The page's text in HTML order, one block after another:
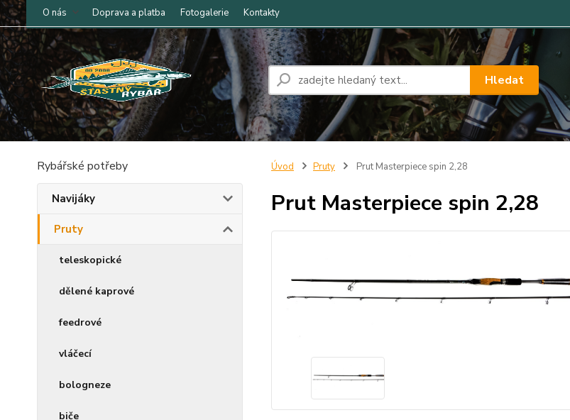
O nás Doprava a platba Fotogalerie Kontakty
Hledat
Rybářské potřeby
Navijáky
Pruty
teleskopické
dělené kaprové
feedrové
vláčecí
bologneze
biče
Úvod Pruty Prut Masterpiece spin 2,28
Prut Masterpiece spin 2,28